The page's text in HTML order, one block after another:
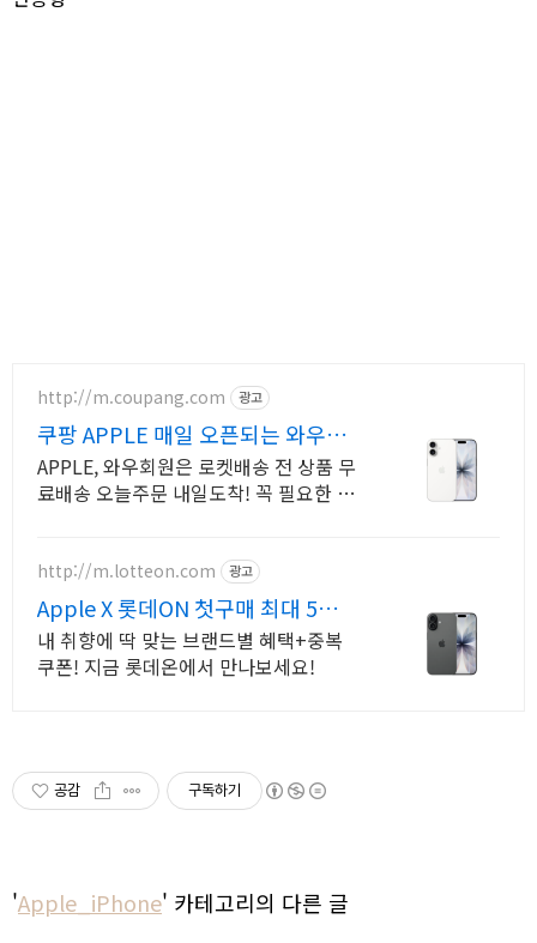
http://m.coupang.com 광고
쿠팡 APPLE 매일 오픈되는 와우회
원 특가
APPLE, 와우회원은 로켓배송 전 상품 무
료배송 오늘주문 내일도착! 꼭 필요한 제
http://m.lotteon.com 광고
Apple X 롯데ON 첫구매 최대 5천
원 혜택!
내 취향에 딱 맞는 브랜드별 혜택+중복
쿠폰! 지금 롯데온에서 만나보세요!
공감 구독하기
'Apple_iPhone' 카테고리의 다른 글